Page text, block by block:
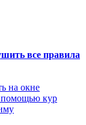
все правила
на окне
кур